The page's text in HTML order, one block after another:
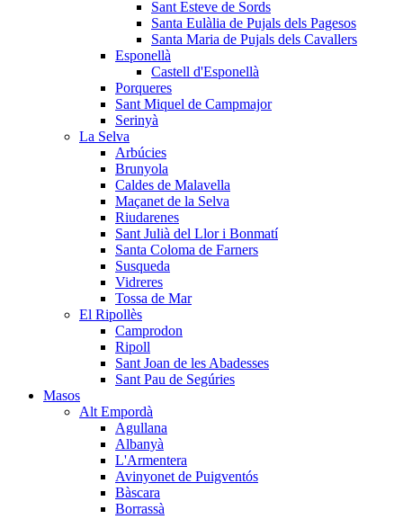
Sant Esteve de Sords
Santa Eulàlia de Pujals dels Pagesos
Santa Maria de Pujals dels Cavallers
Esponellà
Castell d'Esponellà
Porqueres
Sant Miquel de Campmajor
Serinyà
La Selva
Arbúcies
Brunyola
Caldes de Malavella
Maçanet de la Selva
Riudarenes
Sant Julià del Llor i Bonmatí
Santa Coloma de Farners
Susqueda
Vidreres
Tossa de Mar
El Ripollès
Camprodon
Ripoll
Sant Joan de les Abadesses
Sant Pau de Segúries
Masos
Alt Empordà
Agullana
Albanyà
L'Armentera
Avinyonet de Puigventós
Bàscara
Borrassà